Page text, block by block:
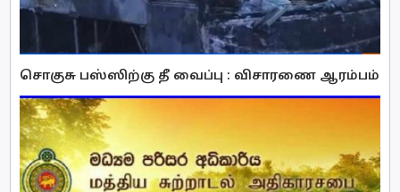
சொகுசு பஸ்ஸிற்கு தீ வைப்பு : விசாரணை ஆரம்பம்